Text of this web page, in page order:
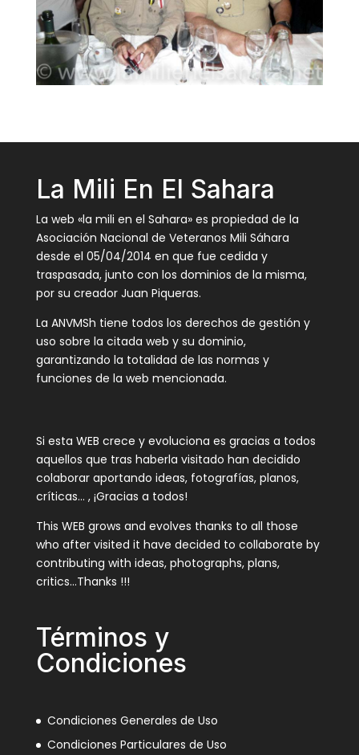
La Mili En El Sahara
La web «la mili en el Sahara» es propiedad de la
Asociación Nacional de Veteranos Mili Sáhara
desde el 05/04/2014 en que fue cedida y
traspasada, junto con los dominios de la misma,
por su creador Juan Piqueras.
La ANVMSh tiene todos los derechos de gestión y
uso sobre la citada web y su dominio,
garantizando la totalidad de las normas y
funciones de la web mencionada.
Si esta WEB crece y evoluciona es gracias a todos
aquellos que tras haberla visitado han decidido
colaborar aportando ideas, fotografías, planos,
críticas… , ¡Gracias a todos!
This WEB grows and evolves thanks to all those
who after visited it have decided to collaborate by
contributing with ideas, photographs, plans,
critics…Thanks !!!
Términos y
Condiciones
Condiciones Generales de Uso
Condiciones Particulares de Uso